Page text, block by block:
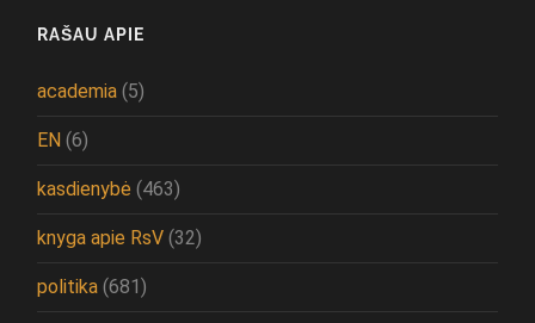
RAŠAU APIE
academia (5)
EN (6)
kasdienybė (463)
knyga apie RsV (32)
politika (681)